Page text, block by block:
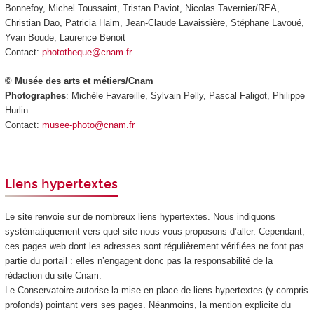
Bonnefoy, Michel Toussaint, Tristan Paviot, Nicolas Tavernier/REA,
Christian Dao, Patricia Haim, Jean-Claude Lavaissière, Stéphane Lavoué,
Yvan Boude, Laurence Benoit
Contact: phototheque@cnam.fr
© Musée des arts et métiers/Cnam
Photographes: Michèle Favareille, Sylvain Pelly, Pascal Faligot, Philippe
Hurlin
Contact: musee-photo@cnam.fr
Liens hypertextes
Le site renvoie sur de nombreux liens hypertextes. Nous indiquons
systématiquement vers quel site nous vous proposons d’aller. Cependant,
ces pages web dont les adresses sont régulièrement vérifiées ne font pas
partie du portail : elles n’engagent donc pas la responsabilité de la
rédaction du site Cnam.
Le Conservatoire autorise la mise en place de liens hypertextes (y compris
profonds) pointant vers ses pages. Néanmoins, la mention explicite du